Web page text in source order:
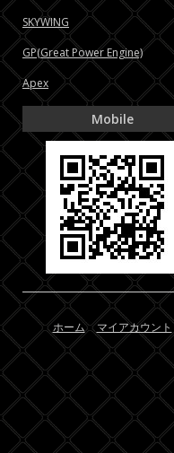
SKYWING
GP(Great Power Engine)
Apex
Mobile
ホーム マイアカウント